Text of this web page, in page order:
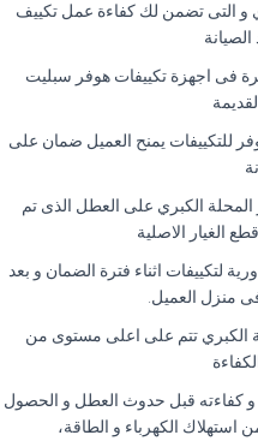
و التى تضمن لك كفاءة عمل تكييف
فى اجهزة تكييفات هوفر سبليت
للتكييفات يمنح العميل ضمان على
الكبري على العطل الذى تم
الغيار الاصلية
لتكييفات اثناء فترة الضمان و بعد
منزل العميل.
الكبري تتم على اعلى مستوى من
كفاءته قبل حدوث العطل و الحصول
الكهرباء و الطاقة،